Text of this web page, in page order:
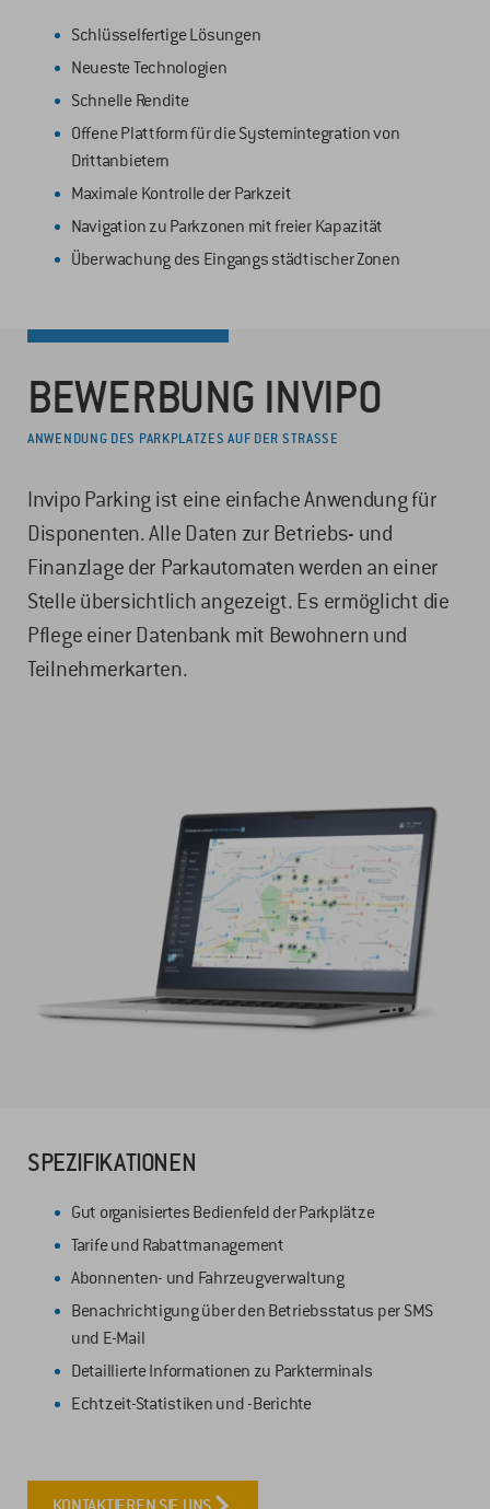
Schlüsselfertige Lösungen
Neueste Technologien
Schnelle Rendite
Offene Plattform für die Systemintegration von
Drittanbietern
Maximale Kontrolle der Parkzeit
Navigation zu Parkzonen mit freier Kapazität
Überwachung des Eingangs städtischer Zonen
BEWERBUNG INVIPO
ANWENDUNG DES PARKPLATZES AUF DER STRASSE
Invipo Parking ist eine einfache Anwendung für
Disponenten. Alle Daten zur Betriebs- und
Finanzlage der Parkautomaten werden an einer
Stelle übersichtlich angezeigt. Es ermöglicht die
Pflege einer Datenbank mit Bewohnern und
Teilnehmerkarten.
SPEZIFIKATIONEN
Gut organisiertes Bedienfeld der Parkplätze
Tarife und Rabattmanagement
Abonnenten- und Fahrzeugverwaltung
Benachrichtigung über den Betriebsstatus per SMS
und E-Mail
Detaillierte Informationen zu Parkterminals
Echtzeit-Statistiken und -Berichte